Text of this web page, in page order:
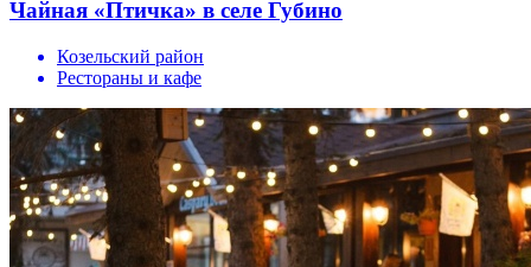
Чайная «Птичка» в селе Губино
Козельский район
Рестораны и кафе